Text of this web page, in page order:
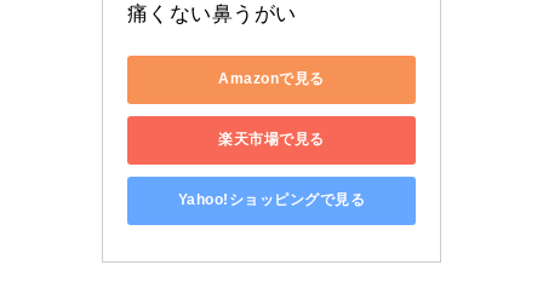
痛くない鼻うがい
Amazonで見る
楽天市場で見る
Yahoo!ショッピングで見る